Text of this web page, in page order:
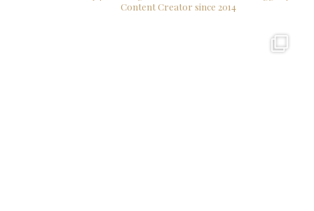
Content Creator since 2014